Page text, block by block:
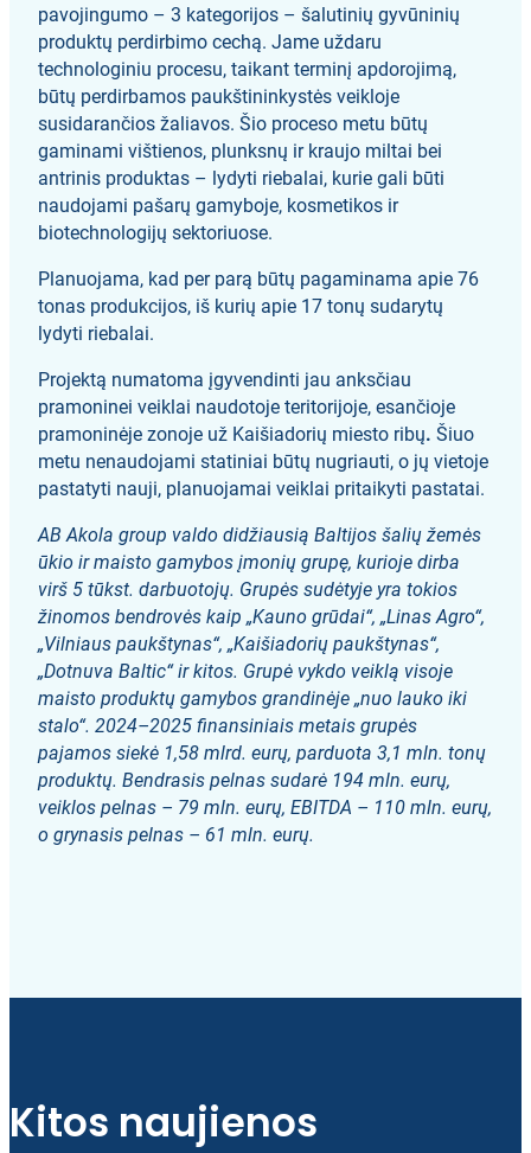
pavojingumo – 3 kategorijos – šalutinių gyvūninių
produktų perdirbimo cechą. Jame uždaru
technologiniu procesu, taikant terminį apdorojimą,
būtų perdirbamos paukštininkystės veikloje
susidarančios žaliavos. Šio proceso metu būtų
gaminami vištienos, plunksnų ir kraujo miltai bei
antrinis produktas – lydyti riebalai, kurie gali būti
naudojami pašarų gamyboje, kosmetikos ir
biotechnologijų sektoriuose.
Planuojama, kad per parą būtų pagaminama apie 76
tonas produkcijos, iš kurių apie 17 tonų sudarytų
lydyti riebalai.
Projektą numatoma įgyvendinti jau anksčiau
pramoninei veiklai naudotoje teritorijoje, esančioje
pramoninėje zonoje už Kaišiadorių miesto ribų. Šiuo
metu nenaudojami statiniai būtų nugriauti, o jų vietoje
pastatyti nauji, planuojamai veiklai pritaikyti pastatai.
AB Akola group valdo didžiausią Baltijos šalių žemės
ūkio ir maisto gamybos įmonių grupę, kurioje dirba
virš 5 tūkst. darbuotojų. Grupės sudėtyje yra tokios
žinomos bendrovės kaip „Kauno grūdai“, „Linas Agro“,
„Vilniaus paukštynas“, „Kaišiadorių paukštynas“,
„Dotnuva Baltic“ ir kitos. Grupė vykdo veiklą visoje
maisto produktų gamybos grandinėje „nuo lauko iki
stalo“. 2024–2025 finansiniais metais grupės
pajamos siekė 1,58 mlrd. eurų, parduota 3,1 mln. tonų
produktų. Bendrasis pelnas sudarė 194 mln. eurų,
veiklos pelnas – 79 mln. eurų, EBITDA – 110 mln. eurų,
o grynasis pelnas – 61 mln. eurų.
Kitos naujienos